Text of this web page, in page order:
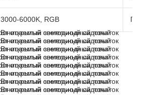
3000-6000K, RGB